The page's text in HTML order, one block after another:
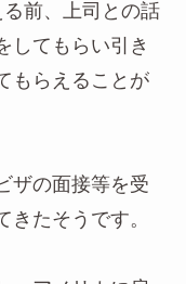
前、上司との話
してもらい引き
もらえることが
ザの面接等を受
たそうです。